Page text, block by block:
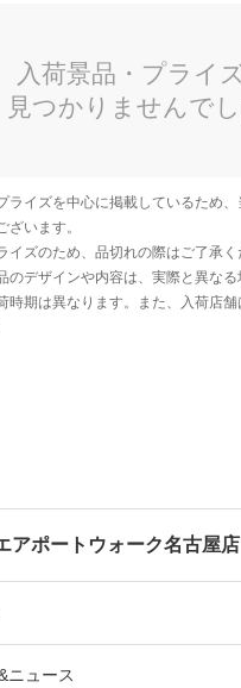
アポートウォーク名古屋店
ニュース